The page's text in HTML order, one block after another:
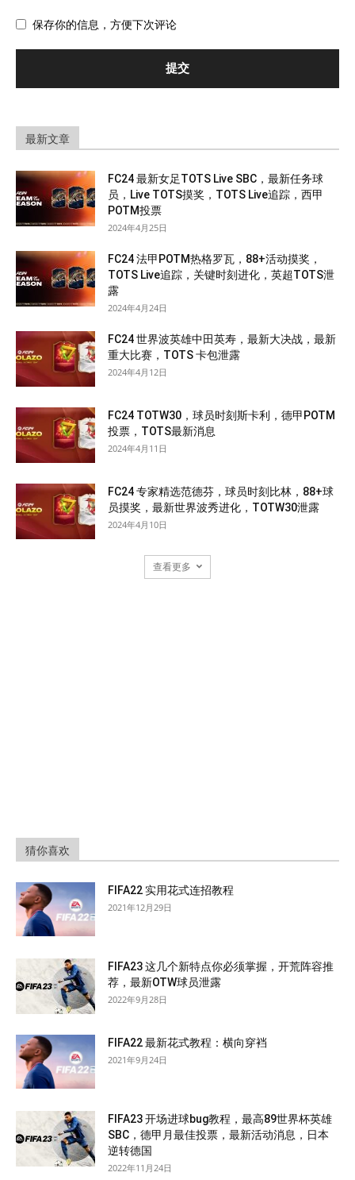
保存你的信息，方便下次评论
最新文章
FC24 最新女足TOTS Live SBC，最新任务球
员，Live TOTS摸奖，TOTS Live追踪，西甲
POTM投票
2024年4月25日
FC24 法甲POTM热格罗瓦，88+活动摸奖，
TOTS Live追踪，关键时刻进化，英超TOTS泄
露
2024年4月24日
FC24 世界波英雄中田英寿，最新大决战，最新
重大比赛，TOTS 卡包泄露
2024年4月12日
FC24 TOTW30，球员时刻斯卡利，德甲POTM
投票，TOTS最新消息
2024年4月11日
FC24 专家精选范德芬，球员时刻比林，88+球
员摸奖，最新世界波秀进化，TOTW30泄露
2024年4月10日
查看更多
猜你喜欢
FIFA22 实用花式连招教程
2021年12月29日
FIFA23 这几个新特点你必须掌握，开荒阵容推
荐，最新OTW球员泄露
2022年9月28日
FIFA22 最新花式教程：横向穿裆
2021年9月24日
FIFA23 开场进球bug教程，最高89世界杯英雄
SBC，德甲月最佳投票，最新活动消息，日本
逆转德国
2022年11月24日